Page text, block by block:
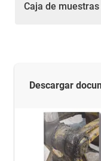
Caja de
Descargar